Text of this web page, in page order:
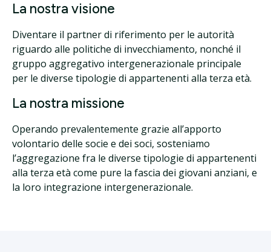
La nostra visione
Diventare il partner di riferimento per le autorità
riguardo alle politiche di invecchiamento, nonché il
gruppo aggregativo intergenerazionale principale
per le diverse tipologie di appartenenti alla terza età.
La nostra missione
Operando prevalentemente grazie all’apporto
volontario delle socie e dei soci, sosteniamo
l’aggregazione fra le diverse tipologie di appartenenti
alla terza età come pure la fascia dei giovani anziani, e
la loro integrazione intergenerazionale.